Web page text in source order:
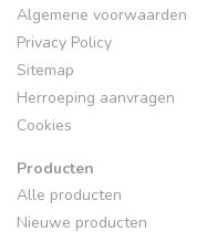
Algemene voorwaarden
Privacy Policy
Sitemap
Herroeping aanvragen
Cookies
Producten
Alle producten
Nieuwe producten